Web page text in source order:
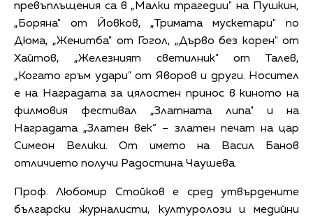
превъплъщения са в „Малки трагедии" на Пушкин,
„Боряна" от Йовков, „Тримата мускетари" по
Дюма, „Женитба" от Гогол, „Дърво без корен" от
Хайтов, „Железният светилник" от Талев,
„Когато гръм удари" от Яворов и други. Носител
е на Наградата за цялостен принос в киното на
филмовия фестивал „Златната липа" и на
Наградата „Златен век“ – златен печат на цар
Симеон Велики. От името на Васил Банов
отличието получи Радостина Чаушева.
Проф. Любомир Стойков е сред утвърдените
български журналисти, културолози и медийни